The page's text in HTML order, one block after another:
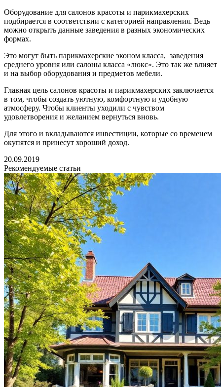
Оборудование для салонов красоты и парикмахерских
подбирается в соответствии с категорией направления. Ведь
можно открыть данные заведения в разных экономических
формах.
Это могут быть парикмахерские эконом класса, заведения
среднего уровня или салоны класса «люкс». Это так же влияет
и на выбор оборудования и предметов мебели.
Главная цель салонов красоты и парикмахерских заключается
в том, чтобы создать уютную, комфортную и удобную
атмосферу. Чтобы клиенты уходили с чувством
удовлетворения и желанием вернуться вновь.
Для этого и вкладываются инвестиции, которые со временем
окупятся и принесут хороший доход.
20.09.2019
Рекомендуемые статьи